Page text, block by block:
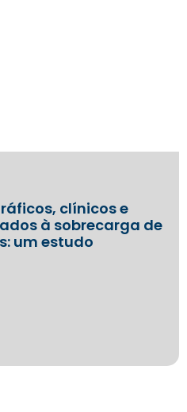
clínicos e
à sobrecarga de
um estudo